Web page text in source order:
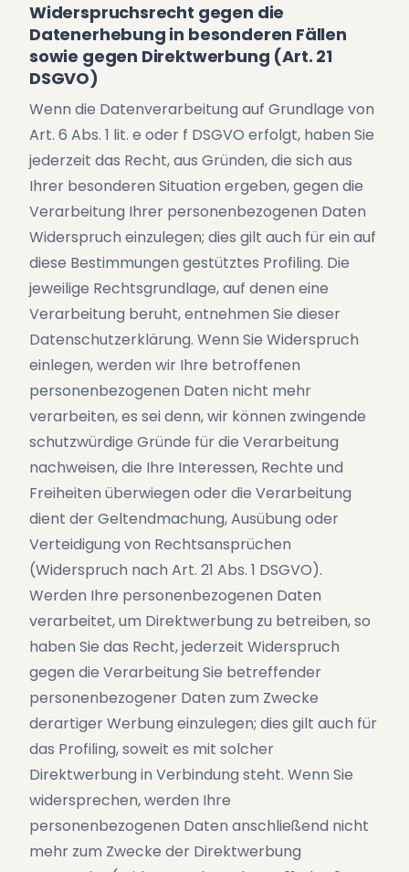
Widerspruchsrecht gegen die
Datenerhebung in besonderen Fällen
sowie gegen Direktwerbung (Art. 21
DSGVO)
Wenn die Datenverarbeitung auf Grundlage von
Art. 6 Abs. 1 lit. e oder f DSGVO erfolgt, haben Sie
jederzeit das Recht, aus Gründen, die sich aus
Ihrer besonderen Situation ergeben, gegen die
Verarbeitung Ihrer personenbezogenen Daten
Widerspruch einzulegen; dies gilt auch für ein auf
diese Bestimmungen gestütztes Profiling. Die
jeweilige Rechtsgrundlage, auf denen eine
Verarbeitung beruht, entnehmen Sie dieser
Datenschutzerklärung. Wenn Sie Widerspruch
einlegen, werden wir Ihre betroffenen
personenbezogenen Daten nicht mehr
verarbeiten, es sei denn, wir können zwingende
schutzwürdige Gründe für die Verarbeitung
nachweisen, die Ihre Interessen, Rechte und
Freiheiten überwiegen oder die Verarbeitung
dient der Geltendmachung, Ausübung oder
Verteidigung von Rechtsansprüchen
(Widerspruch nach Art. 21 Abs. 1 DSGVO).
Werden Ihre personenbezogenen Daten
verarbeitet, um Direktwerbung zu betreiben, so
haben Sie das Recht, jederzeit Widerspruch
gegen die Verarbeitung Sie betreffender
personenbezogener Daten zum Zwecke
derartiger Werbung einzulegen; dies gilt auch für
das Profiling, soweit es mit solcher
Direktwerbung in Verbindung steht. Wenn Sie
widersprechen, werden Ihre
personenbezogenen Daten anschließend nicht
mehr zum Zwecke der Direktwerbung